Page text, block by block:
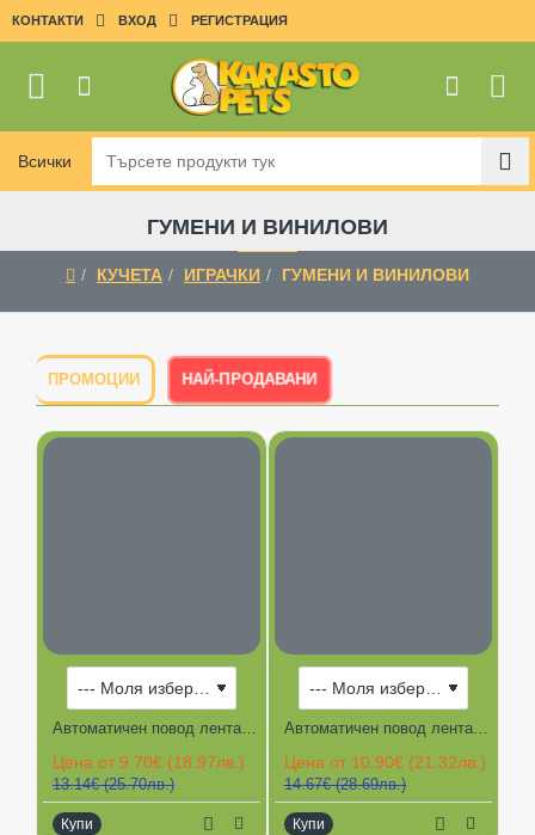
КОНТАКТИ ВХОД РЕГИСТРАЦИЯ
Всички
Търсете
продукти
ГУМЕНИ И ВИНИЛОВИ
КУЧЕТА ИГРАЧКИ ГУМЕНИ И ВИНИЛОВИ
ПРОМОЦИИ НАЙ-ПРОДАВАНИ
-26%
Цена от 9.70€ (18.97лв.)
13.14€ (25.70лв.)
Купи
-26%
Автоматичен повод лента двуцветен TECH XCHO 5 м, до 15 кг.
Цена от 10.90€ (21.32лв.)
14.67€ (28.69лв.)
Купи